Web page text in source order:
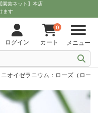
園芸ネット】本店
ます
ログイン
0
カート メニュー
ニオイゼラニウム：ローズ（ロー